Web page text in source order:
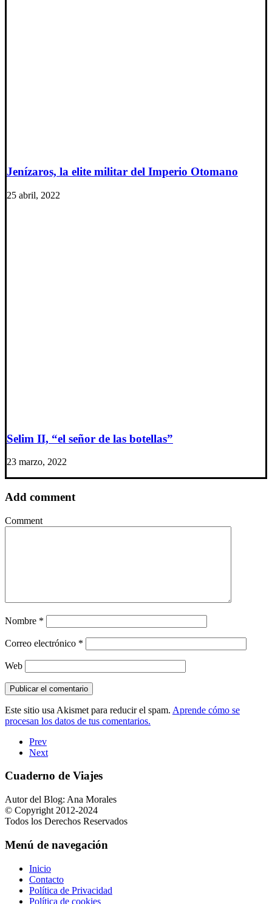
Jenízaros, la elite militar del Imperio Otomano
25 abril, 2022
Selim II, “el señor de las botellas”
23 marzo, 2022
Add comment
Comment
Nombre *
Correo electrónico *
Web
Este sitio usa Akismet para reducir el spam. Aprende cómo se
procesan los datos de tus comentarios.
Prev
Next
Cuaderno de Viajes
Autor del Blog: Ana Morales
© Copyright 2012-2024
Todos los Derechos Reservados
Menú de navegación
Inicio
Contacto
Política de Privacidad
Política de cookies